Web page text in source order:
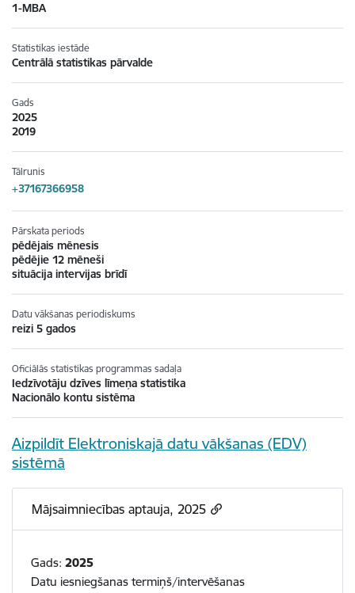
1-MBA
Statistikas iestāde
Centrālā statistikas pārvalde
Gads
2025
2019
Tālrunis
+37167366958
Pārskata periods
pēdējais mēnesis
pēdējie 12 mēneši
situācija intervijas brīdī
Datu vākšanas periodiskums
reizi 5 gados
Oficiālās statistikas programmas sadaļa
Iedzīvotāju dzīves līmeņa statistika
Nacionālo kontu sistēma
Aizpildīt Elektroniskajā datu vākšanas (EDV)
sistēmā
Mājsaimniecības aptauja, 2025
Gads: 2025
Datu iesniegšanas termiņš/intervēšanas